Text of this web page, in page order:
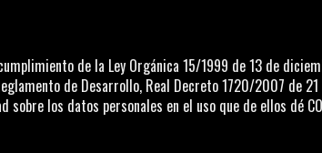
de la Ley Orgánica 15/1999 de 13 de
de Desarrollo, Real Decreto 1720/2007 de 21
sobre los datos personales en el uso que de ellos dé